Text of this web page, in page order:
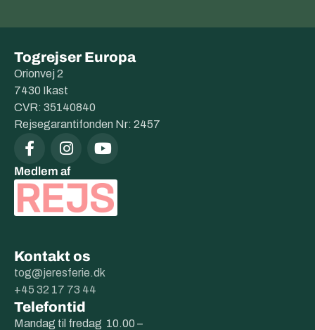
Togrejser Europa
Orionvej 2
7430 Ikast
CVR: 35140840
Rejsegarantifonden Nr: 2457
Medlem af
Kontakt os
tog@jeresferie.dk
+45 32 17 73 44
Telefontid
Mandag til fredag 10.00 –